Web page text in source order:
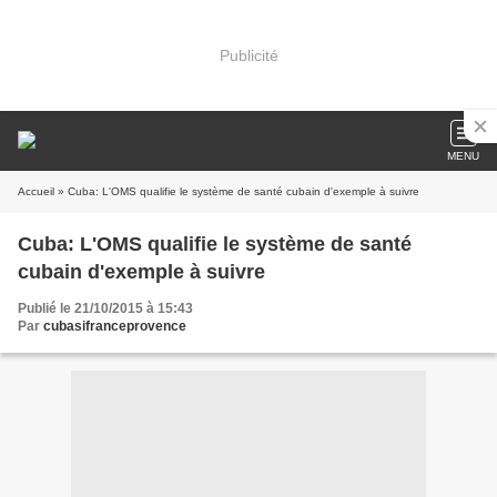
Publicité
MENU
Accueil » Cuba: L'OMS qualifie le système de santé cubain d'exemple à suivre
Cuba: L'OMS qualifie le système de santé
cubain d'exemple à suivre
Publié le 21/10/2015 à 15:43
Par cubasifranceprovence